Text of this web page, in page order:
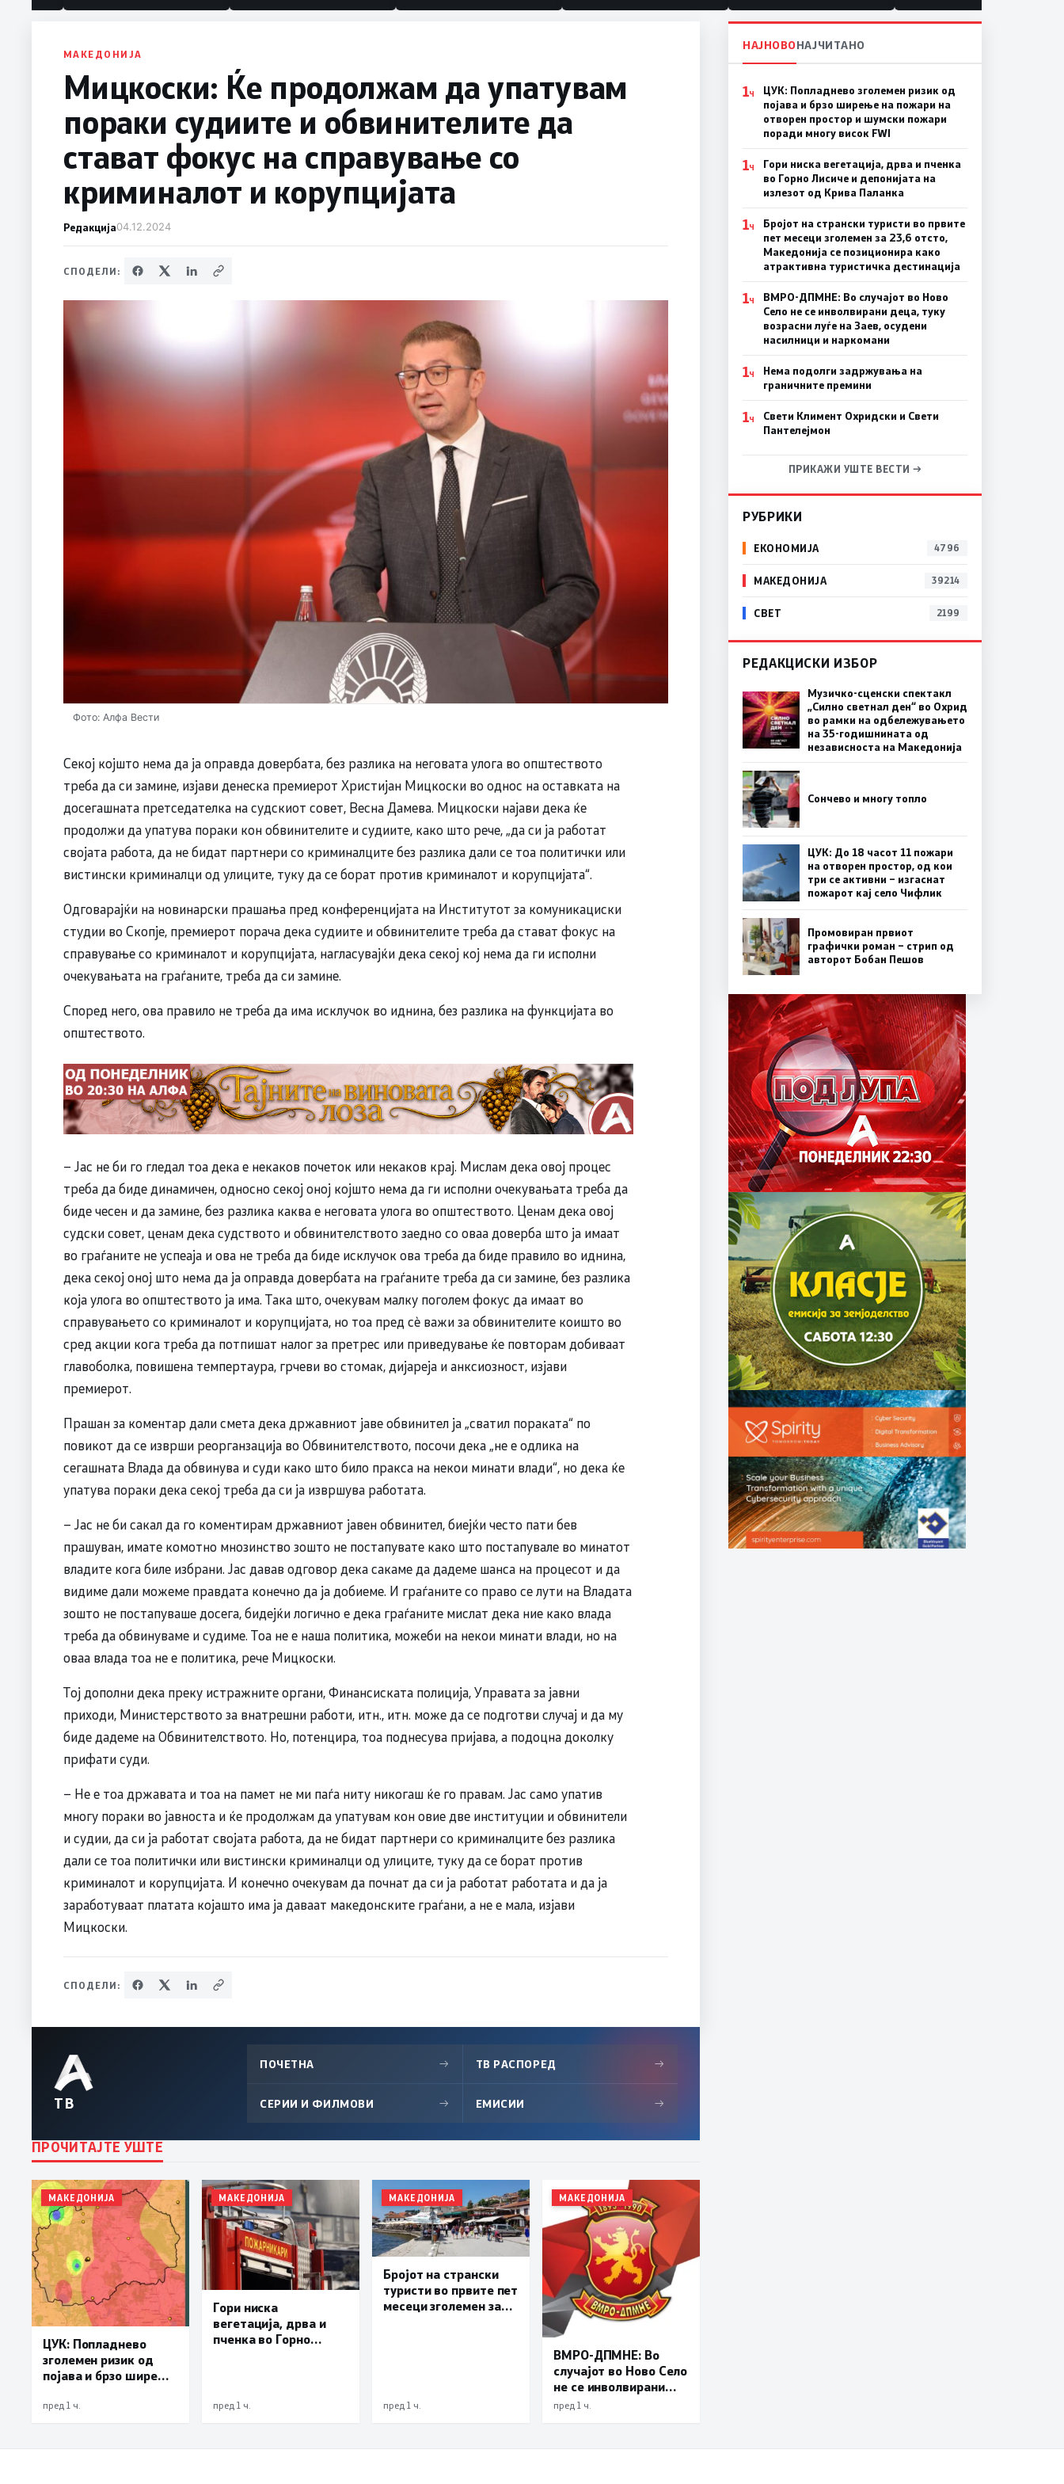
МАКЕДОНИЈА
Мицкоски: Ќе продолжам да упатувам
пораки судиите и обвинителите да
стават фокус на справување со
криминалот и корупцијата
Редакција04.12.2024
СПОДЕЛИ:
Фото: Алфа Вести
Секој којшто нема да ја оправда довербата, без разлика на неговата улога во општеството
треба да си замине, изјави денеска премиерот Христијан Мицкоски во однос на оставката на
досегашната претседателка на судскиот совет, Весна Дамева. Мицкоски најави дека ќе
продолжи да упатува пораки кон обвинителите и судиите, како што рече, „да си ја работат
својата работа, да не бидат партнери со криминалците без разлика дали се тоа политички или
вистински криминалци од улиците, туку да се борат против криминалот и корупцијата“.
Одговарајќи на новинарски прашања пред конференцијата на Институтот за комуникациски
студии во Скопје, премиерот порача дека судиите и обвинителите треба да стават фокус на
справување со криминалот и корупцијата, нагласувајќи дека секој кој нема да ги исполни
очекувањата на граѓаните, треба да си замине.
Според него, ова правило не треба да има исклучок во иднина, без разлика на функцијата во
општеството.
– Јас не би го гледал тоа дека е некаков почеток или некаков крај. Мислам дека овој процес
треба да биде динамичен, односно секој оној којшто нема да ги исполни очекувањата треба да
биде чесен и да замине, без разлика каква е неговата улога во општеството. Ценам дека овој
судски совет, ценам дека судството и обвинителството заедно со оваа доверба што ја имаат
во граѓаните не успеаја и ова не треба да биде исклучок ова треба да биде правило во иднина,
дека секој оној што нема да ја оправда довербата на граѓаните треба да си замине, без разлика
која улога во општеството ја има. Така што, очекувам малку поголем фокус да имаат во
справувањето со криминалот и корупцијата, но тоа пред сè важи за обвинителите коишто во
сред акции кога треба да потпишат налог за претрес или приведување ќе повторам добиваат
главоболка, повишена темпертаура, грчеви во стомак, дијареја и анксиозност, изјави
премиерот.
Прашан за коментар дали смета дека државниот јаве обвинител ја „сватил пораката“ по
повикот да се изврши реорганзација во Обвинителството, посочи дека „не е одлика на
сегашната Влада да обвинува и суди како што било пракса на некои минати влади“, но дека ќе
упатува пораки дека секој треба да си ја извршува работата.
– Јас не би сакал да го коментирам државниот јавен обвинител, биејќи често пати бев
прашуван, имате комотно мнозинство зошто не постапувате како што постапувале во минатот
владите кога биле избрани. Јас давав одговор дека сакаме да дадеме шанса на процесот и да
видиме дали можеме правдата конечно да ја добиеме. И граѓаните со право се лути на Владата
зошто не постапуваше досега, бидејќи логично е дека граѓаните мислат дека ние како влада
треба да обвинуваме и судиме. Тоа не е наша политика, можеби на некои минати влади, но на
оваа влада тоа не е политика, рече Мицкоски.
Тој дополни дека преку истражните органи, Финансиската полиција, Управата за јавни
приходи, Министерството за внатрешни работи, итн., итн. може да се подготви случај и да му
биде дадеме на Обвинителството. Но, потенцира, тоа поднесува пријава, а подоцна доколку
прифати суди.
– Не е тоа државата и тоа на памет не ми паѓа ниту никогаш ќе го правам. Јас само упатив
многу пораки во јавноста и ќе продолжам да упатувам кон овие две институции и обвинители
и судии, да си ја работат својата работа, да не бидат партнери со криминалците без разлика
дали се тоа политички или вистински криминалци од улиците, туку да се борат против
криминалот и корупцијата. И конечно очекувам да почнат да си ја работат работата и да ја
заработуваат платата којашто има ја даваат македонските граѓани, а не е мала, изјави
Мицкоски.
СПОДЕЛИ:
ТВ
ПОЧЕТНА → ТВ РАСПОРЕД →
СЕРИИ И ФИЛМОВИ → ЕМИСИИ →
ПРОЧИТАЈТЕ УШТЕ
МАКЕДОНИЈА
ЦУК: Попладнево
зголемен ризик од
појава и брзо ширење
простор и шумски
пред 1 ч.
МАКЕДОНИЈА
Гори ниска
вегетација, дрва и
пченка во Горно
пред 1 ч.
МАКЕДОНИЈА
Бројот на странски
туристи во првите пет
месеци зголемен за
дестинација
пред 1 ч.
МАКЕДОНИЈА
ВМРО-ДПМНЕ: Во
случајот во Ново Село
не се инволвирани
деца, туку возрасни
пред 1 ч.
НАЈНОВОНАЈЧИТАНО
1Ч
ЦУК: Попладнево зголемен ризик од
појава и брзо ширење на пожари на
отворен простор и шумски пожари
поради многу висок FWI
1Ч
Гори ниска вегетација, дрва и пченка
во Горно Лисиче и депонијата на
излезот од Крива Паланка
1Ч
Бројот на странски туристи во првите
пет месеци зголемен за 23,6 отсто,
Македонија се позиционира како
атрактивна туристичка дестинација
1Ч
ВМРО-ДПМНЕ: Во случајот во Ново
Село не се инволвирани деца, туку
возрасни луѓе на Заев, осудени
насилници и наркомани
1Ч
Нема подолги задржувања на
граничните премини
1Ч
Свети Климент Охридски и Свети
Пантелејмон
ПРИКАЖИ УШТЕ ВЕСТИ →
РУБРИКИ
ЕКОНОМИЈА 4796
МАКЕДОНИЈА 39214
СВЕТ 2199
РЕДАКЦИСКИ ИЗБОР
Музичко-сценски спектакл
„Силно светнал ден“ во Охрид
во рамки на одбележувањето
на 35-годишнината од
независноста на Македонија
Сончево и многу топло
ЦУК: До 18 часот 11 пожари
на отворен простор, од кои
три се активни – изгаснат
пожарот кај село Чифлик
Промовиран првиот
графички роман – стрип од
авторот Бобан Пешов